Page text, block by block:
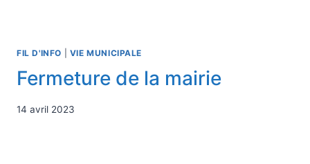
FIL D'INFO VIE MUNICIPALE
Fermeture de la mairie
14 avril 2023